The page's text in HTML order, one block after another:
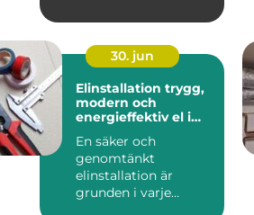
oc...
30. jun
Elinstallation trygg,
modern och
energieffektiv el i
En säker och
genomtänkt
elinstallation är
grunden i varje